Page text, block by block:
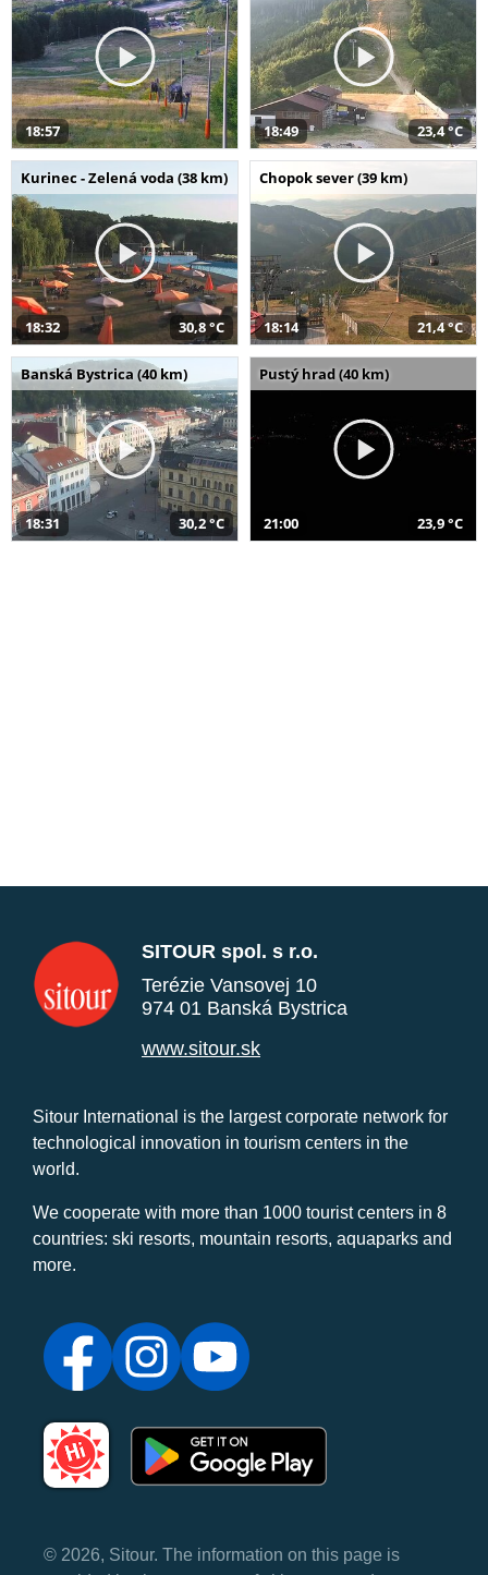
18:57 18:49 23,4 °C
Kurinec - Zelená voda (38 km)
18:32 30,8 °C
Chopok sever (39 km)
18:14 21,4 °C
Banská Bystrica (40 km)
18:31 30,2 °C
Pustý hrad (40 km)
21:00 23,9 °C
SITOUR spol. s r.o.
Terézie Vansovej 10
974 01 Banská Bystrica
www.sitour.sk
Sitour International is the largest corporate network for
technological innovation in tourism centers in the
world.
We cooperate with more than 1000 tourist centers in 8
countries: ski resorts, mountain resorts, aquaparks and
more.
© 2026, Sitour. The information on this page is